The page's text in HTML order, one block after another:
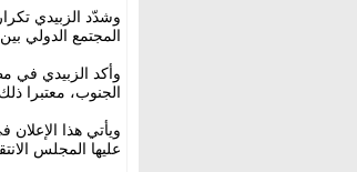
وشدّد الزبيدي
المجتمع الدولي
وأكد الزبيدي في
الجنوب، معتبرا
ويأتي هذا
عليها المجلس